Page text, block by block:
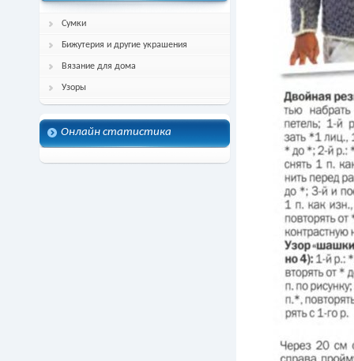
Сумки
Бижутерия и другие украшения
Вязание для дома
Узоры
Онлайн статистика